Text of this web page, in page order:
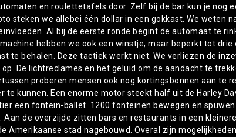
en roulettetafels door. Zelf bij de bar kun je nog
steken we allebei één dollar in een gokkast. We weten
Al bij de eerste ronde begint de automaat te
hebben we ook een winstje, maar beperkt tot drie
te behalen. Deze tactiek werkt niet. We verliezen de
De lichtreclames en het geluid om de aandacht te
proberen mensen ook nog kortingsbonnen aan te
te kunnen. Een enorme motor steekt half uit de Harley
een fontein-ballet. 1200 fonteinen bewegen en
Aan de overzijde zitten bars en restaurants in een
Amerikaanse stad nagebouwd. Overal zijn